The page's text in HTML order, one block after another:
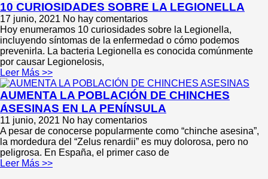
10 CURIOSIDADES SOBRE LA LEGIONELLA
17 junio, 2021 No hay comentarios
Hoy enumeramos 10 curiosidades sobre la Legionella,
incluyendo síntomas de la enfermedad o cómo podemos
prevenirla. La bacteria Legionella es conocida comúnmente
por causar Legionelosis,
Leer Más >>
AUMENTA LA POBLACIÓN DE CHINCHES
ASESINAS EN LA PENÍNSULA
11 junio, 2021 No hay comentarios
A pesar de conocerse popularmente como “chinche asesina”,
la mordedura del “Zelus renardii” es muy dolorosa, pero no
peligrosa. En España, el primer caso de
Leer Más >>